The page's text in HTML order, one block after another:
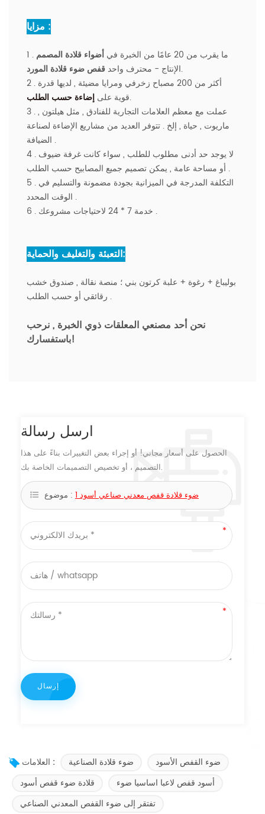
مزايا :
1 . ما يقرب من 20 عامًا من الخبرة في
أضواء قلادة المصمم
الإنتاج - محترف واحدقفص ضوء قلادة المورد
.
2 . أكثر من 200 مصباح زخرفي ومرايا مضيئة , لديها قدرة
قوية على إضاءة حسب الطلب
.
3 . عملت مع معظم العلامات التجارية للفنادق , مثل هيلتون ,
ماريوت , حياة , إلخ . تتوفر العديد من مشاريع الإضاءة لصناعة
الضيافة .
4 . لا يوجد حد أدنى مطلوب للطلب , سواء كانت غرفة ضيوف
أو مساحة عامة , يمكن تصميم جميع المصابيح حسب الطلب .
5 . التكلفة المدرجة في الميزانية بجودة مضمونة والتسليم في
الوقت المحدد .
6 . خدمة 7 * 24 لاحتياجات مشروعك .
التعبئة والتغليف والحماية:
بوليباغ + رغوة + علبة كرتون بني ؛ منصة نقالة , صندوق خشب
رقائقي أو حسب الطلب .
نحن أحد مصنعي المعلقات ذوي الخبرة ,نرحب
باستفسارك!
ارسل رسالة
الحصول على أسعار مجاني! أو إجراء بعض التغييرات بناءً على هذا
التصميم ، أو تخصيص التصميمات الخاصة بك.
موضوع : 1 ضوء قلادة قفص معدني صناعي أسود
العلامات : ضوء قلادة الصناعية
ضوء القفص الأسود
قلادة ضوء قفص أسود
أسود قفص لاعبا اساسيا ضوء
تفتقر إلى ضوء القفص المعدني الصناعي